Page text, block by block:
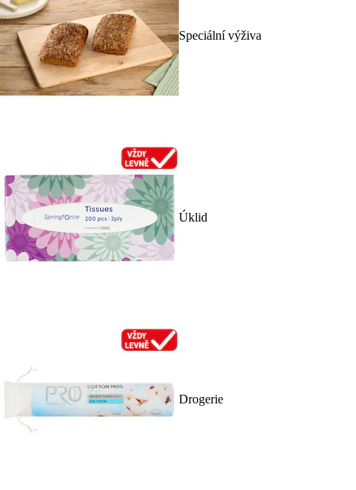
Speciální výživa
Úklid
Drogerie